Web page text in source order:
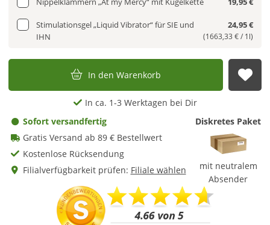
Stimulationsgel „Liquid Vibrator“ für SIE und
IHN
24,95 €
(1663,33 € / 1l)
In den Warenkorb
In ca. 1-3 Werktagen bei Dir
Sofort versandfertig
Gratis Versand ab 89 € Bestellwert
Kostenlose Rücksendung
Filialverfügbarkeit prüfen: Filiale wählen
Diskretes Paket
mit neutralem
Absender